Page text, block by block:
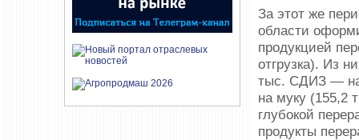
За этот же
области
продукцией
отгрузка). Из
тыс. СДИЗ — на
на муку (155,2
глубокой
продукты